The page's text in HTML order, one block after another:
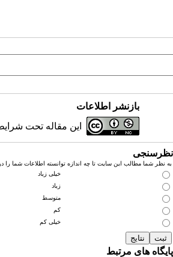
بازنشر اطلاعات
این مقاله تحت
نظرسنجی
به نظر شما مطالب این سایت تا چه اندازه توانسته اطلاعات شما
خیلی زیاد
زیاد
متوسط
کم
خیلی کم
پایگاه های مرتبط